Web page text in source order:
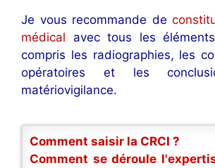
Je vous recommande de
médical avec tous les
compris les radiographies, les
opératoires et les
matériovigilance.
Comment saisir la CRCI ?
Comment se déroule